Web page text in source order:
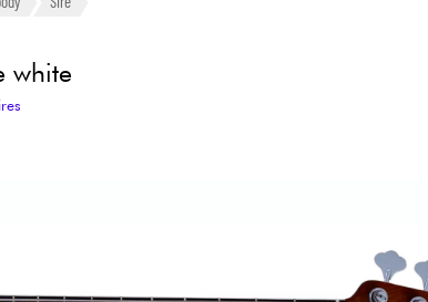
Packs
white